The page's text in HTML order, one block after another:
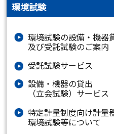
環境試験
環境試験の設備・機器
及び受託試験のご案内
受託試験サービス
設備・機器の貸出
（立会試験）サービス
特定計量制度向け計量
環境試験等について